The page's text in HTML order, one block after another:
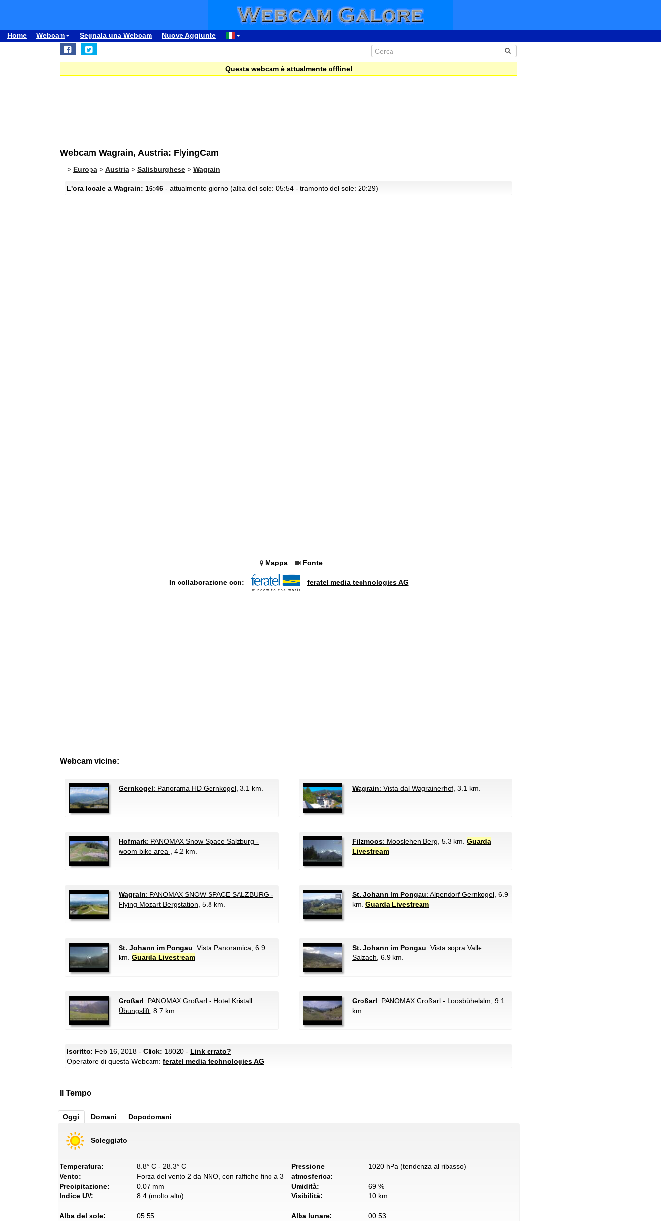
Home Webcam Segnala una Webcam Nuove Aggiunte
Questa webcam è attualmente offline!
Webcam Wagrain, Austria: FlyingCam
> Europa > Austria > Salisburghese > Wagrain
L'ora locale a Wagrain: 16:46 - attualmente giorno (alba del sole: 05:54 - tramonto del sole: 20:29)
Mappa Fonte
In collaborazione con: feratel media technologies AG
Webcam vicine:
Gernkogel: Panorama HD Gernkogel , 3.1 km. Wagrain: Vista dal Wagrainerhof , 3.1 km.
Hofmark: PANOMAX Snow Space Salzburg -
woom bike area
, 4.2 km.
Filzmoos: Mooslehen Berg , 5.3 km. Guarda
Livestream
Wagrain: PANOMAX SNOW SPACE SALZBURG -
Flying Mozart Bergstation , 5.8 km.
St. Johann im Pongau: Alpendorf Gernkogel , 6.9
km. Guarda Livestream
St. Johann im Pongau: Vista Panoramica , 6.9
km. Guarda Livestream
St. Johann im Pongau: Vista sopra Valle
Salzach , 6.9 km.
Großarl: PANOMAX Großarl - Hotel Kristall
Übungslift , 8.7 km.
Großarl: PANOMAX Großarl - Loosbühelalm , 9.1
km.
Iscritto: Feb 16, 2018 - Click: 18020 - Link errato?
Operatore di questa Webcam: feratel media technologies AG
Il Tempo
Oggi Domani Dopodomani
Soleggiato
Temperatura:
8.8° C - 28.3° C
Vento:
Forza del vento 2 da NNO, con raffiche fino a 3
Precipitazione:
0.07 mm
Indice UV:
8.4 (molto alto)
Pressione
atmosferica:
1020 hPa (tendenza al ribasso)
Umidità:
69 %
Visibilità:
10 km
Alba del sole:
05:55
Alba lunare:
00:53